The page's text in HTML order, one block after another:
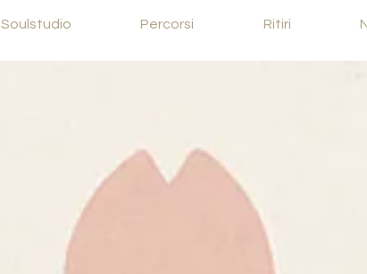
Soulstudio Percorsi Ritiri